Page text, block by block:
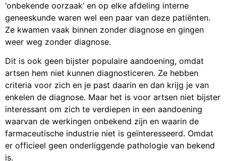
‘onbekende oorzaak’ en op elke afdeling interne
geneeskunde waren wel een paar van deze patiënten.
Ze kwamen vaak binnen zonder diagnose en gingen
weer weg zonder diagnose.
Dit is ook geen bijster populaire aandoening, omdat
artsen hem niet kunnen diagnosticeren. Ze hebben
criteria voor zich en je past daarin en dan krijg je van
enkelen de diagnose. Maar het is voor artsen niet bijster
interessant om zich te verdiepen in een aandoening
waarvan de werkingen onbekend zijn en waarin de
farmaceutische industrie niet is geïnteresseerd. Omdat
er officieel geen onderliggende pathologie van bekend
is.